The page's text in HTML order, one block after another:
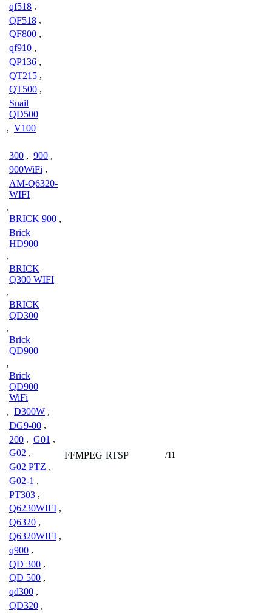
qf518 ,
QF518 ,
QF800 ,
qf910 ,
QP136 ,
QT215 ,
QT500 ,
Snail
QD500
, V100
300 , 900 ,
900WiFi ,
AM-Q6320-
WIFI
,
BRICK 900 ,
Brick
HD900
,
BRICK
Q300 WIFI
,
BRICK
QD300
,
Brick
QD900
,
Brick
QD900
WiFi
, D300W ,
DG9-00 ,
200 , G01 ,
G02 ,
G02 PTZ ,
G02-1 ,
PT303 ,
Q6230WIFI ,
Q6320 ,
Q6320WIFI ,
q900 ,
QD 300 ,
QD 500 ,
qd300 ,
QD320 ,
FFMPEG RTSP /11